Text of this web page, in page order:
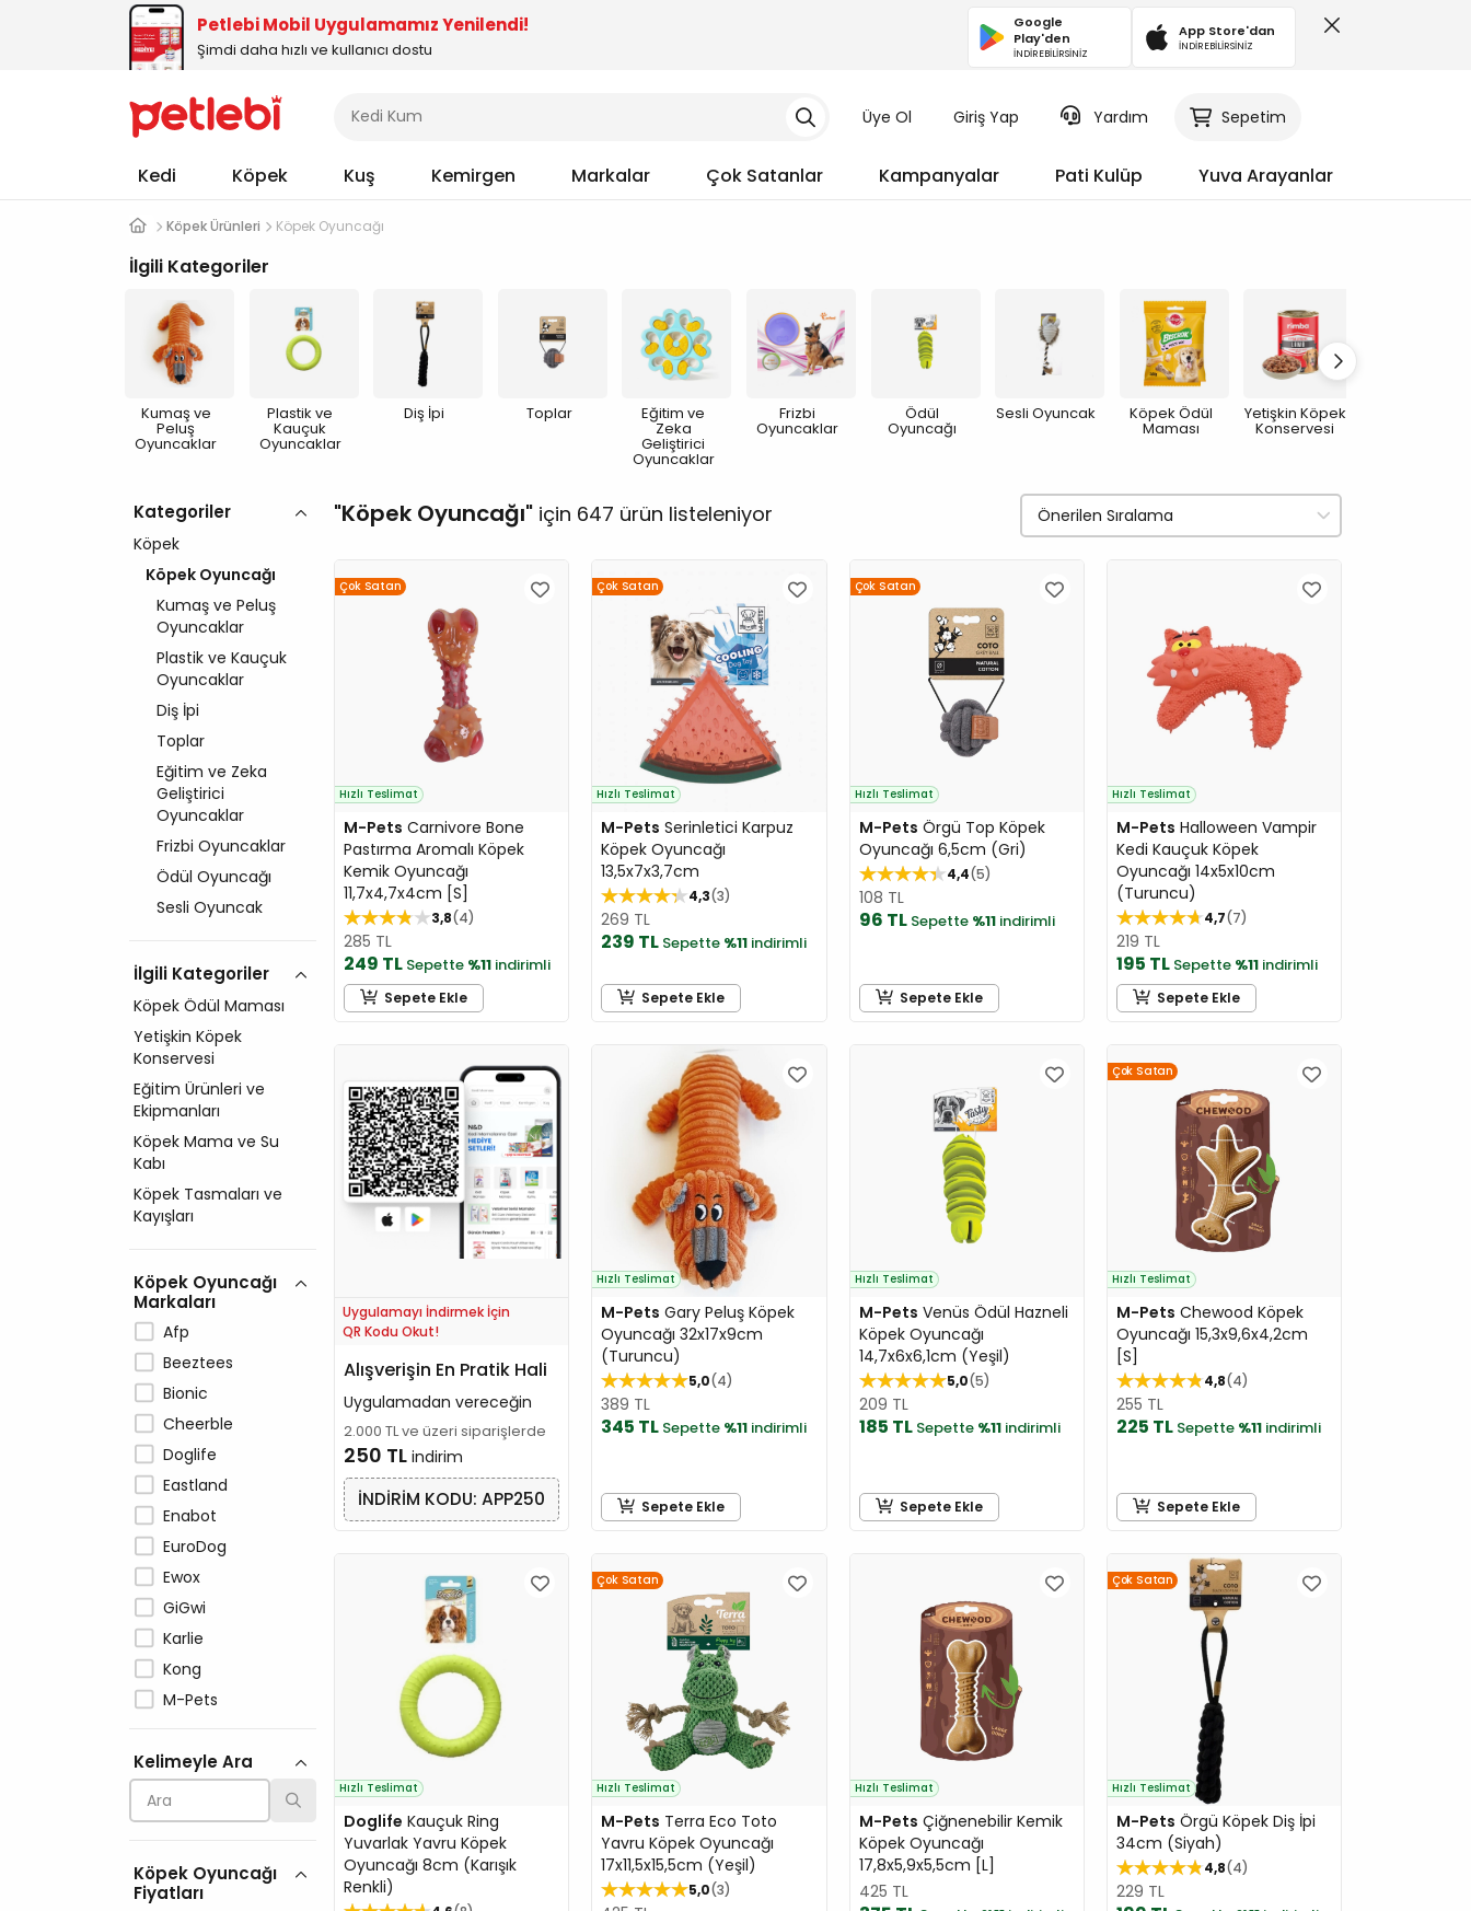
Petlebi Mobil Uygulamamız Yenilendi!
Şimdi daha hızlı ve kullanıcı dostu
Google
Play'den
İNDİREBİLİRSİNİZ
App Store'dan
İNDİREBİLİRSİNİZ
Üye Ol Giriş Yap Yardım Sepetim
Kedi Köpek Kuş Kemirgen Markalar Çok Satanlar Kampanyalar Pati Kulüp Yuva Arayanlar
Köpek Ürünleri Köpek Oyuncağı
İlgili Kategoriler
Kumaş ve
Peluş
Oyuncaklar
Plastik ve
Kauçuk
Oyuncaklar
Diş İpi Toplar Eğitim ve
Zeka
Geliştirici
Oyuncaklar
Frizbi
Oyuncaklar
Ödül
Oyuncağı
Sesli Oyuncak Köpek Ödül
Maması
Yetişkin Köpek
Konservesi
Kategoriler
Köpek
Köpek Oyuncağı
Kumaş ve Peluş
Oyuncaklar
Plastik ve Kauçuk
Oyuncaklar
Diş İpi
Toplar
Eğitim ve Zeka
Geliştirici
Oyuncaklar
Frizbi Oyuncaklar
Ödül Oyuncağı
Sesli Oyuncak
İlgili Kategoriler
Köpek Ödül Maması
Yetişkin Köpek
Konservesi
Eğitim Ürünleri ve
Ekipmanları
Köpek Mama ve Su
Kabı
Köpek Tasmaları ve
Kayışları
Köpek Oyuncağı
Markaları
Afp
Beeztees
Bionic
Cheerble
Doglife
Eastland
Enabot
EuroDog
Ewox
GiGwi
Karlie
Kong
M-Pets
Kelimeyle Ara
Köpek Oyuncağı
Fiyatları
Köpek Oyuncağı için 647 ürün listeleniyor
Çok Satan
Hızlı Teslimat
M-Pets Carnivore Bone
Pastırma Aromalı Köpek
Kemik Oyuncağı
11,7x4,7x4cm [S]
3,8 4
285 TL
249 TL Sepette %11 indirimli
Sepete Ekle
Çok Satan
Hızlı Teslimat
M-Pets Serinletici Karpuz
Köpek Oyuncağı
13,5x7x3,7cm
4,3 3
269 TL
239 TL Sepette %11 indirimli
Sepete Ekle
Çok Satan
Hızlı Teslimat
M-Pets Örgü Top Köpek
Oyuncağı 6,5cm (Gri)
4,4 5
108 TL
96 TLSepette %11indirimli
Sepete Ekle
Hızlı Teslimat
M-Pets Halloween Vampir
Kedi Kauçuk Köpek
Oyuncağı 14x5x10cm
(Turuncu)
4,7 7
219 TL
195 TLSepette %11indirimli
Sepete Ekle
Uygulamayı İndirmek İçin
QR Kodu Okut!
Alışverişin En Pratik Hali
Uygulamadan vereceğin
2.000 TL ve üzeri siparişlerde
250 TL indirim
İNDİRİM KODU: APP250
Hızlı Teslimat
M-Pets Gary Peluş Köpek
Oyuncağı 32x17x9cm
(Turuncu)
5,0 4
389 TL
345 TL Sepette %11 indirimli
Sepete Ekle
Hızlı Teslimat
M-Pets Venüs Ödül Hazneli
Köpek Oyuncağı
14,7x6x6,1cm (Yeşil)
5,0 5
209 TL
185 TLSepette %11indirimli
Sepete Ekle
Çok Satan
Hızlı Teslimat
M-Pets Chewood Köpek
Oyuncağı 15,3x9,6x4,2cm
[S]
4,8 4
255 TL
225 TLSepette %11indirimli
Sepete Ekle
Hızlı Teslimat
Doglife Kauçuk Ring
Yuvarlak Yavru Köpek
Oyuncağı 8cm (Karışık
Renkli)
Çok Satan
Hızlı Teslimat
M-Pets Terra Eco Toto
Yavru Köpek Oyuncağı
17x11,5x15,5cm (Yeşil)
5,0 3
Hızlı Teslimat
M-Pets Çiğnenebilir Kemik
Köpek Oyuncağı
17,8x5,9x5,5cm [L]
425 TL
Çok Satan
Hızlı Teslimat
M-Pets Örgü Köpek Diş İpi
34cm (Siyah)
4,8 4
229 TL